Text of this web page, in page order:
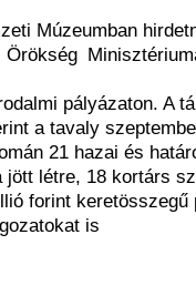
Múzeumban
pályázaton. A
a tavaly
21 hazai és
létre, 18 kortárs
forint keretösszegű
is